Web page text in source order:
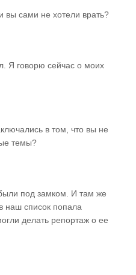
вы сами не хотели врать?
Я говорю сейчас о моих
в том, что вы не
темы?
под замком. И там же
наш список попала
делать репортаж о ее